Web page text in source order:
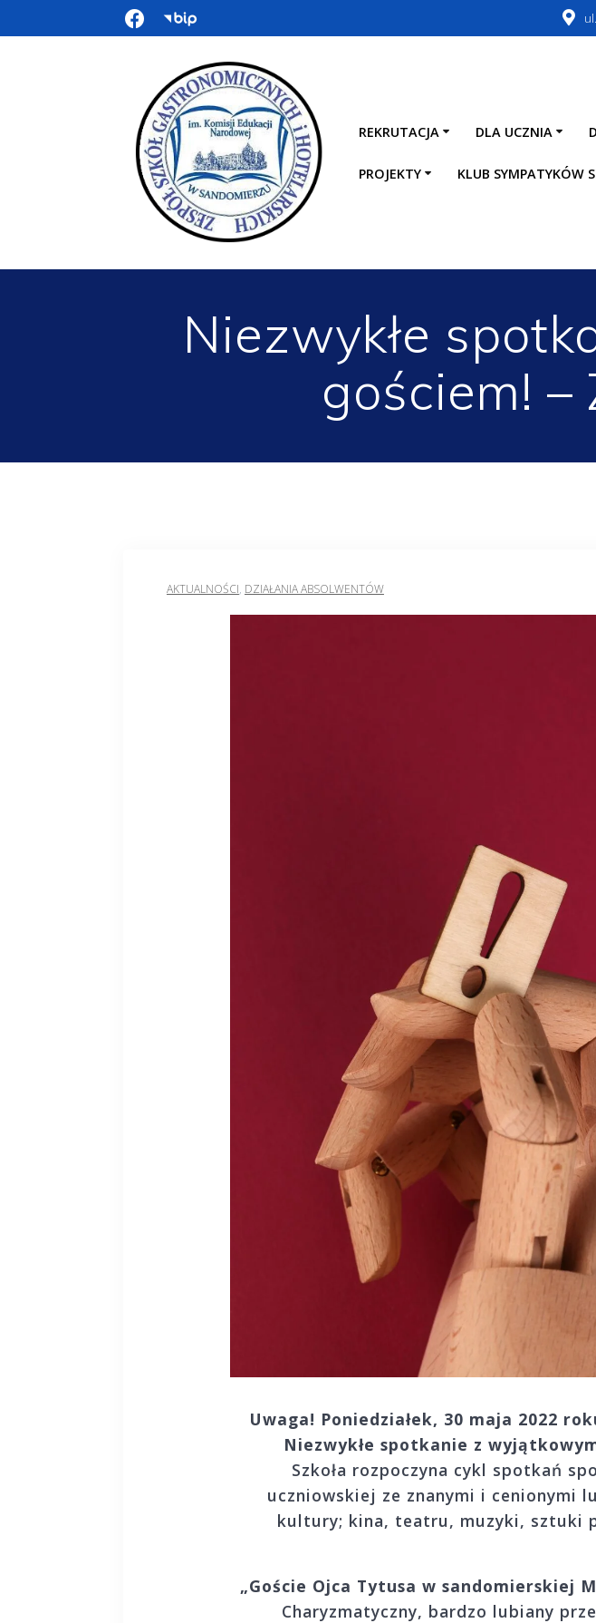
REKRUTACJA DLA UCZNIA
PROJEKTY KLUB SYMPATYKÓW
Niezwykłe
gościem! –
AKTUALNOŚCI, DZIAŁANIA ABSOLWENTÓW
Uwaga! Poniedziałek, 30 maja 2022
Niezwykłe spotkanie z
Szkoła rozpoczyna cykl spotkań
uczniowskiej ze znanymi i cenionymi
kultury; kina, teatru, muzyki, sztuki
„Goście Ojca Tytusa w sandomierskiej
Charyzmatyczny, bardzo lubiany